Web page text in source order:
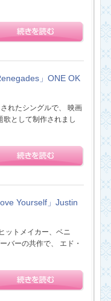
」ONE OK
れたシングルで、 映画
歌として制作されまし
Yourself」Justin
ットメイカー、ベニ
バーの共作で、 エド・